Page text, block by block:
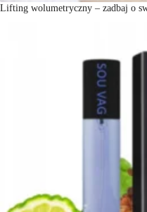
Lifting wolumetryczny – zadbaj o